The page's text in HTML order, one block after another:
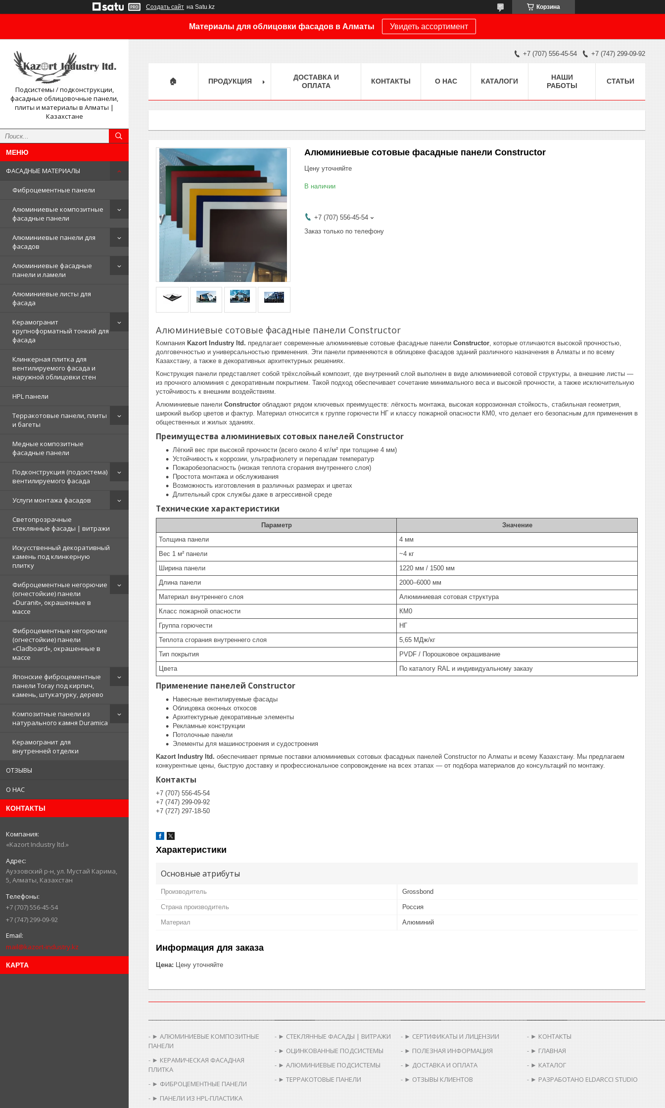
Создать сайт на Satu.kz Корзина
Материалы для облицовки фасадов в Алматы Увидеть ассортимент
Подсистемы / подконструкции,
фасадные облицовочные панели,
плиты и материалы в Алматы |
Казахстане
ФАСАДНЫЕ МАТЕРИАЛЫ
Фиброцементные панели
Алюминиевые композитные
фасадные панели
Алюминиевые панели для
фасадов
Алюминиевые фасадные
панели и ламели
Алюминиевые листы для
фасада
Керамогранит
крупноформатный тонкий для
фасада
Клинкерная плитка для
вентилируемого фасада и
наружной облицовки стен
HPL панели
Терракотовые панели, плиты
и багеты
Медные композитные
фасадные панели
Подконструкция (подсистема)
вентилируемого фасада
Услуги монтажа фасадов
Светопрозрачные
стеклянные фасады | витражи
Искусственный декоративный
камень под клинкерную
плитку
Фиброцементные негорючие
(огнестойкие) панели
«Duranit», окрашенные в
массе
Фиброцементные негорючие
(огнестойкие) панели
«Cladboard», окрашенные в
массе
Японские фиброцементные
панели Toray под кирпич,
камень, штукатурку, дерево
Композитные панели из
натурального камня Duramica
Керамогранит для
внутренней отделки
ОТЗЫВЫ
О НАС
КОНТАКТЫ
«Kazort Industry ltd.»
​Ауэзовский р-н, ул. Мустай Карима,
5, Алматы, Казахстан
+7 (707) 556-45-54
+7 (747) 299-09-92
mail@kazort-industry.kz
КАРТА
+7 (707) 556-45-54 +7 (747) 299-09-92
🏠 ПРОДУКЦИЯ
ДОСТАВКА И
ОПЛАТА
КОНТАКТЫ О НАС КАТАЛОГИ
НАШИ
РАБОТЫ
СТАТЬИ
Алюминиевые сотовые фасадные панели Constructor
Цену уточняйте
В наличии
+7 (707) 556-45-54
Заказ только по телефону
Алюминиевые сотовые фасадные панели Constructor
Компания Kazort Industry ltd. предлагает современные алюминиевые сотовые фасадные панели Constructor , которые отличаются высокой прочностью,
долговечностью и универсальностью применения. Эти панели применяются в облицовке фасадов зданий различного назначения в Алматы и по всему
Казахстану, а также в декоративных архитектурных решениях.
Конструкция панели представляет собой трёхслойный композит, где внутренний слой выполнен в виде алюминиевой сотовой структуры, а внешние листы —
из прочного алюминия с декоративным покрытием. Такой подход обеспечивает сочетание минимального веса и высокой прочности, а также исключительную
устойчивость к внешним воздействиям.
Алюминиевые панели Constructor обладают рядом ключевых преимуществ: лёгкость монтажа, высокая коррозионная стойкость, стабильная геометрия,
широкий выбор цветов и фактур. Материал относится к группе горючести НГ и классу пожарной опасности КМ0, что делает его безопасным для применения в
общественных и жилых зданиях.
Преимущества алюминиевых сотовых панелей Constructor
Лёгкий вес при высокой прочности (всего около 4 кг/м² при толщине 4 мм)
Устойчивость к коррозии, ультрафиолету и перепадам температур
Пожаробезопасность (низкая теплота сгорания внутреннего слоя)
Простота монтажа и обслуживания
Возможность изготовления в различных размерах и цветах
Длительный срок службы даже в агрессивной среде
Технические характеристики
Параметр
Значение
Толщина панели
4 мм
Вес 1 м² панели
~4 кг
Ширина панели
1220 мм / 1500 мм
Длина панели
2000–6000 мм
Материал внутреннего слоя
Алюминиевая сотовая структура
Класс пожарной опасности
КМ0
Группа горючести
НГ
Теплота сгорания внутреннего слоя
5,65 МДж/кг
Тип покрытия
PVDF / Порошковое окрашивание
Цвета
По каталогу RAL и индивидуальному заказу
Применение панелей Constructor
Навесные вентилируемые фасады
Облицовка оконных откосов
Архитектурные декоративные элементы
Рекламные конструкции
Потолочные панели
Элементы для машиностроения и судостроения
Kazort Industry ltd. обеспечивает прямые поставки алюминиевых сотовых фасадных панелей Constructor по Алматы и всему Казахстану. Мы предлагаем
конкурентные цены, быструю доставку и профессиональное сопровождение на всех этапах — от подбора материалов до консультаций по монтажу.
Контакты
+7 (707) 556-45-54
+7 (747) 299-09-92
+7 (727) 297-18-50
Характеристики
Основные атрибуты
Производитель Grossbond
Страна производитель Россия
Материал Алюминий
Информация для заказа
Цена: Цену уточняйте
► АЛЮМИНИЕВЫЕ КОМПОЗИТНЫЕ
ПАНЕЛИ
► КЕРАМИЧЕСКАЯ ФАСАДНАЯ
ПЛИТКА
► ФИБРОЦЕМЕНТНЫЕ ПАНЕЛИ
► ПАНЕЛИ ИЗ HPL-ПЛАСТИКА
► СТЕКЛЯННЫЕ ФАСАДЫ | ВИТРАЖИ
► ОЦИНКОВАННЫЕ ПОДСИСТЕМЫ
► АЛЮМИНИЕВЫЕ ПОДСИСТЕМЫ
► ТЕРРАКОТОВЫЕ ПАНЕЛИ
► СЕРТИФИКАТЫ И ЛИЦЕНЗИИ
► ПОЛЕЗНАЯ ИНФОРМАЦИЯ
► ДОСТАВКА И ОПЛАТА
► ОТЗЫВЫ КЛИЕНТОВ
► КОНТАКТЫ
► ГЛАВНАЯ
► КАТАЛОГ
► РАЗРАБОТАНО ELDARCCI STUDIO